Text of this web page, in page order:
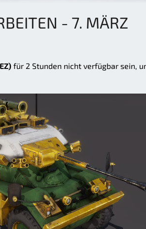
- 7. MÄRZ
für 2 Stunden nicht verfügbar sein,